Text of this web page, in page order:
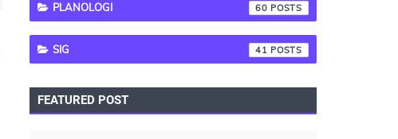
PLANOLOGI 60
SIG 41
FEATURED POST